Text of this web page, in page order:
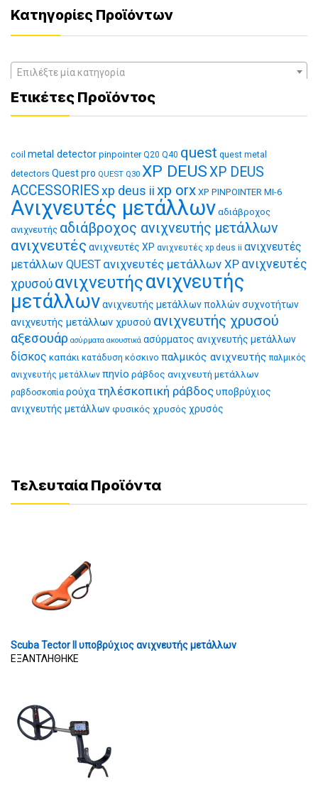
Κατηγορίες Προϊόντων
Επιλέξτε μία κατηγορία
Ετικέτες Προϊόντος
coil metal detector pinpointer Q20 Q40 quest quest metal
detectors Quest pro QUEST Q30 XP DEUSXP DEUS
ACCESSORIES xp deus ii xp orx XP PINPOINTER MI-6
Ανιχνευτές μετάλλων αδιάβροχος
ανιχνευτής αδιάβροχος ανιχνευτής μετάλλων
ανιχνευτές ανιχνευτές XP ανιχνευτές xp deus ii ανιχνευτές
μετάλλων QUEST ανιχνευτές μετάλλων XP ανιχνευτές
χρυσού ανιχνευτήςανιχνευτής
μετάλλωνανιχνευτής μετάλλων πολλών συχνοτήτων
ανιχνευτής μετάλλων χρυσού ανιχνευτής χρυσού
αξεσουάρ ασύρματα ακουστικά ασύρματος ανιχνευτής μετάλλων
δίσκος καπάκι κατάδυση κόσκινο παλμικός ανιχνευτής παλμικός
ανιχνευτής μετάλλων πηνίο ράβδος ανιχνευτή μετάλλων
ραβδοσκοπία ρούχα τηλέσκοπική ράβδοςυποβρύχιος
ανιχνευτής μετάλλωνφυσικός χρυσός χρυσός
Τελευταία Προϊόντα
Scuba Tector II υποβρύχιος ανιχνευτής μετάλλων
ΕΞΑΝΤΛΗΘΗΚΕ